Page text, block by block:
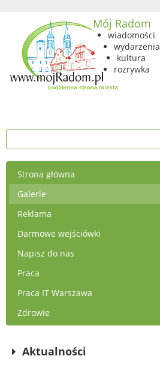
Mój Radom
wiadomości
wydarzenia
kultura
rozrywka
Strona główna
Galerie
Reklama
Darmowe wejściówki
Napisz do nas
Praca
Praca IT Warszawa
Zdrowie
Aktualności